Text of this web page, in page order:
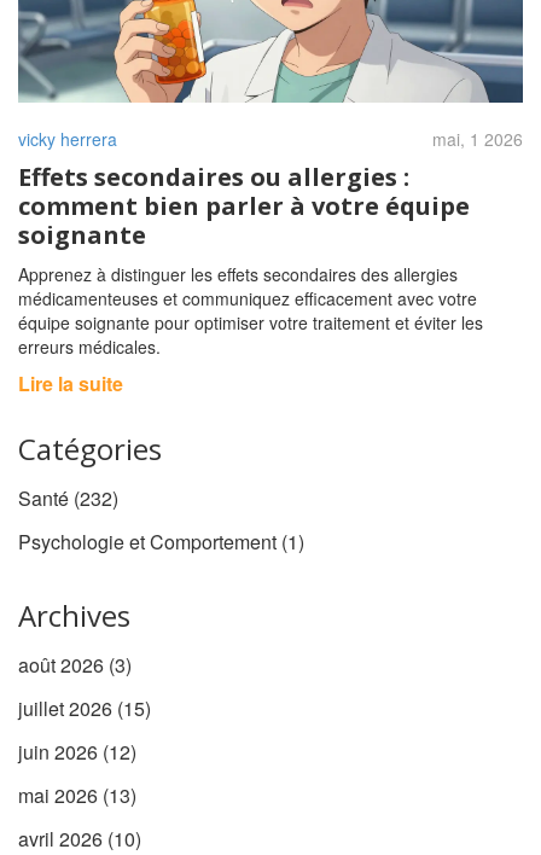
vicky herrera mai, 1 2026
Effets secondaires ou allergies :
comment bien parler à votre équipe
soignante
Apprenez à distinguer les effets secondaires des allergies
médicamenteuses et communiquez efficacement avec votre
équipe soignante pour optimiser votre traitement et éviter les
erreurs médicales.
Lire la suite
Catégories
Santé (232)
Psychologie et Comportement (1)
Archives
août 2026 (3)
juillet 2026 (15)
juin 2026 (12)
mai 2026 (13)
avril 2026 (10)